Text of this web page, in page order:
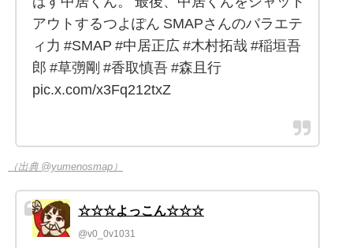
アウトするつよぽん SMAPさんのバラエテ
ィ力 #SMAP #中居正広 #木村拓哉 #稲垣吾
郎 #草彅剛 #香取慎吾 #森且行
pic.x.com/x3Fq212txZ
（出典 @yumenosmap）
☆☆☆よっこん☆☆☆
@v0_0v1031